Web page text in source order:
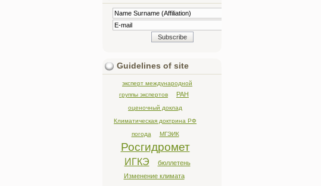
Guidelines of site
эксперт международной
группы экспертов
РАН
оценочный доклад
Климатическая доктрина РФ
погода
МГЭИК
Росгидромет
ИГКЭ
бюллетень
Изменение климата